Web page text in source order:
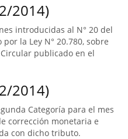
2014)
introducidas al N° 20 del
la Ley N° 20.780, sobre
publicado en el
2014)
Categoría para el mes
corrección monetaria e
con dicho tributo.